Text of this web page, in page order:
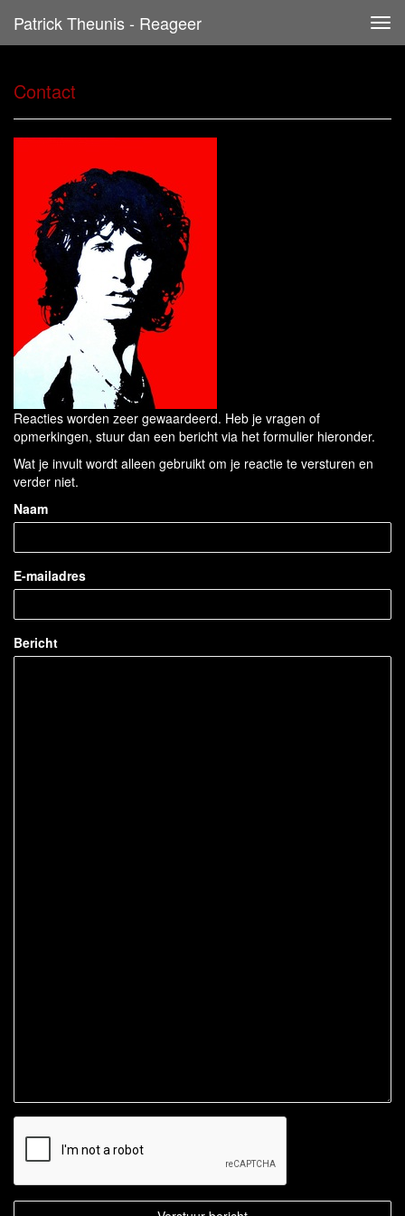
Patrick Theunis - Reageer
Contact
Reacties worden zeer gewaardeerd. Heb je vragen of
opmerkingen, stuur dan een bericht via het formulier hieronder.
Wat je invult wordt alleen gebruikt om je reactie te versturen en
verder niet.
Naam
E-mailadres
Bericht